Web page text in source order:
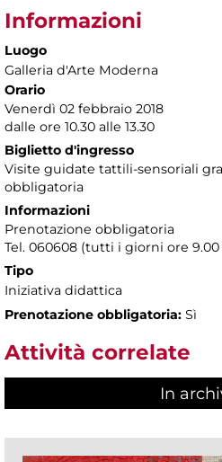
Informazioni
Luogo
Galleria d'Arte Moderna
Orario
Venerdì 02 febbraio 2018
dalle ore 10.30 alle 13.30
Biglietto d'ingresso
Visite guidate tattili-sensoriali
obbligatoria
Informazioni
Prenotazione obbligatoria
Tel. 060608 (tutti i giorni ore 9.00
Tipo
Iniziativa didattica
Prenotazione obbligatoria: Sì
Attività correlate
In